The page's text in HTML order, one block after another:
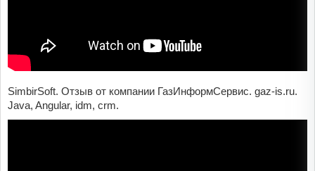
SimbirSoft. Отзыв от компании ГазИнформСервис. gaz-is.ru.
Java, Angular, idm, crm.